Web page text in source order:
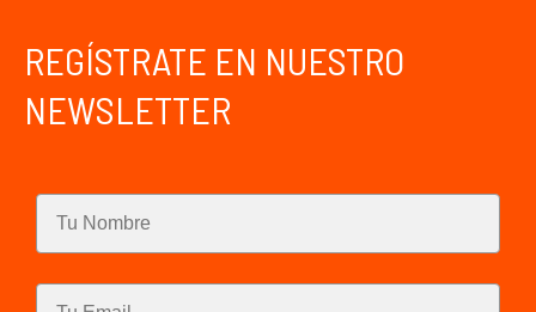
REGÍSTRATE EN NUESTRO
NEWSLETTER